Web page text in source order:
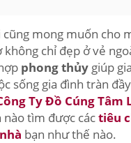
cũng mong muốn cho
chỉ đẹp ở vẻ
phong thủy giúp
sống gia đình tràn
Ty Đồ Cúng Tâm
nào tìm được cáctiêu
bạn như thế nào.